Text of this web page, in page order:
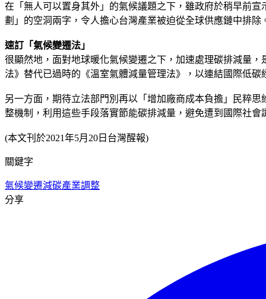
在「無人可以置身其外」的氣候議題之下，雖政府於稍早前
劃」的空洞兩字，令人擔心台灣產業被迫從全球供應鏈中排除
速訂「氣候變遷法」
很顯然地，面對地球暖化氣候變遷之下，加速處理碳排減量
法》替代已過時的《溫室氣體減量管理法》，以連結國際低碳
另一方面，期待立法部門別再以「增加廠商成本負擔」民粹
整機制，利用這些手段落實節能碳排減量，避免遭到國際社
(本文刊於2021年5月20日台灣醒報)
關鍵字
氣候變遷減碳產業調整
分享